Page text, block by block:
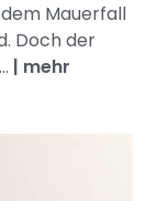
Mauerfall
Doch der
| mehr